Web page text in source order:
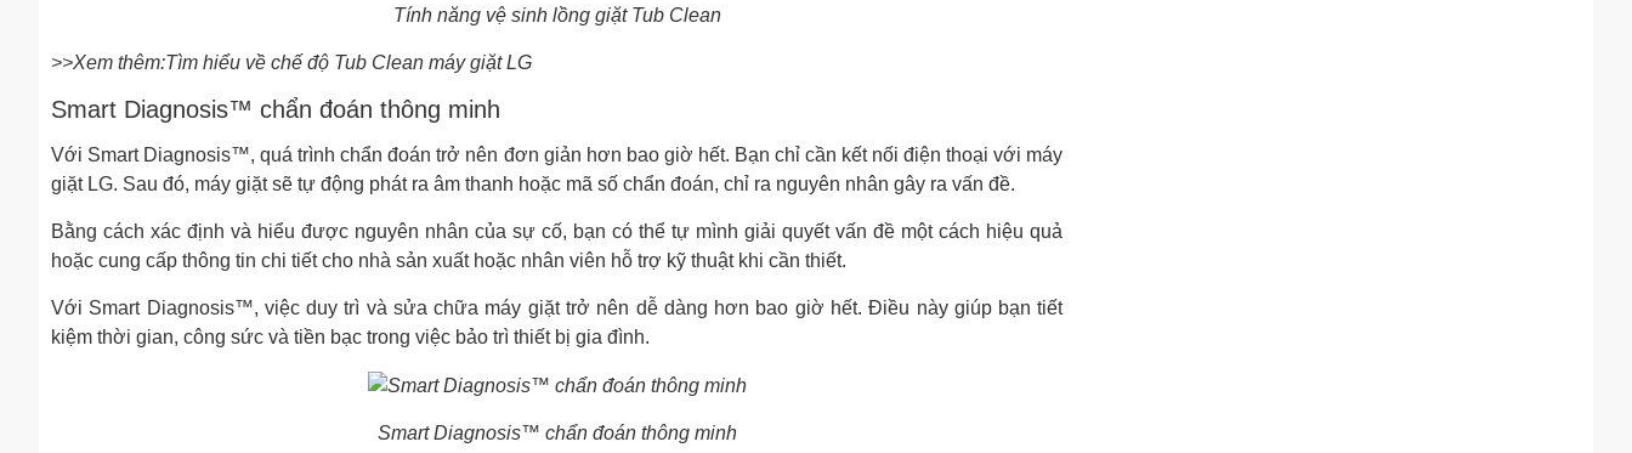
Tính năng vệ sinh lồng giặt Tub Clean
>>Xem thêm:Tìm hiểu về chế độ Tub Clean máy giặt LG
Smart Diagnosis™ chẩn đoán thông minh
Với Smart Diagnosis™, quá trình chẩn đoán trở nên đơn giản hơn bao giờ hết. Bạn chỉ cần kết nối điện thoại với máy
giặt LG. Sau đó, máy giặt sẽ tự động phát ra âm thanh hoặc mã số chẩn đoán, chỉ ra nguyên nhân gây ra vấn đề.
Bằng cách xác định và hiểu được nguyên nhân của sự cố, bạn có thể tự mình giải quyết vấn đề một cách hiệu quả
hoặc cung cấp thông tin chi tiết cho nhà sản xuất hoặc nhân viên hỗ trợ kỹ thuật khi cần thiết.
Với Smart Diagnosis™, việc duy trì và sửa chữa máy giặt trở nên dễ dàng hơn bao giờ hết. Điều này giúp bạn tiết
kiệm thời gian, công sức và tiền bạc trong việc bảo trì thiết bị gia đình.
Smart Diagnosis™ chẩn đoán thông minh